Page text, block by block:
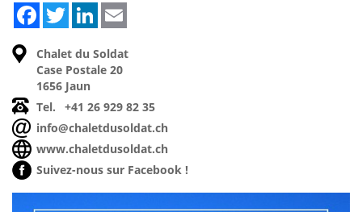
FacebookTwitterLinkedIn
Chalet du Soldat
Case Postale 20
1656 Jaun
Tel.
+41 26 929 82 35
info@chaletdusoldat.ch
www.chaletdusoldat.ch
Suivez-nous sur Facebook !